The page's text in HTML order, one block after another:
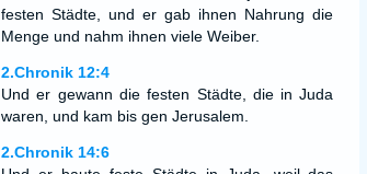
festen Städte, und er gab ihnen Nahrung die
Menge und nahm ihnen viele Weiber.
2.Chronik 12:4
Und er gewann die festen Städte, die in Juda
waren, und kam bis gen Jerusalem.
2.Chronik 14:6